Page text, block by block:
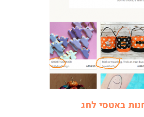
באטסי לחג